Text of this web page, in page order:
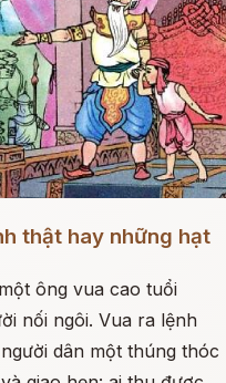
thật hay những hạt
ông vua cao tuổi
nối ngôi. Vua ra lệnh
dân một thúng thóc